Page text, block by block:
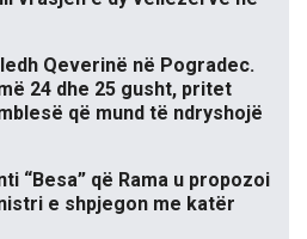
Qeverinë në Pogradec.
24 dhe 25 gusht, pritet
që mund të ndryshojë
“Besa” që Rama u propozoi
e shpjegon me katër